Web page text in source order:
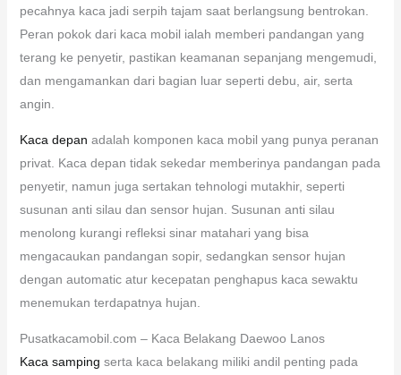
pecahnya kaca jadi serpih tajam saat berlangsung bentrokan.
Peran pokok dari kaca mobil ialah memberi pandangan yang
terang ke penyetir, pastikan keamanan sepanjang mengemudi,
dan mengamankan dari bagian luar seperti debu, air, serta
angin.
Kaca depan adalah komponen kaca mobil yang punya peranan
privat. Kaca depan tidak sekedar memberinya pandangan pada
penyetir, namun juga sertakan tehnologi mutakhir, seperti
susunan anti silau dan sensor hujan. Susunan anti silau
menolong kurangi refleksi sinar matahari yang bisa
mengacaukan pandangan sopir, sedangkan sensor hujan
dengan automatic atur kecepatan penghapus kaca sewaktu
menemukan terdapatnya hujan.
Pusatkacamobil.com – Kaca Belakang Daewoo Lanos
Kaca samping serta kaca belakang miliki andil penting pada